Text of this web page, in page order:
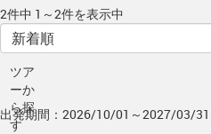
2件中 1～2件を表示中
ツア
ーか
ら探
す
出発期間：2026/10/01～2027/03/31